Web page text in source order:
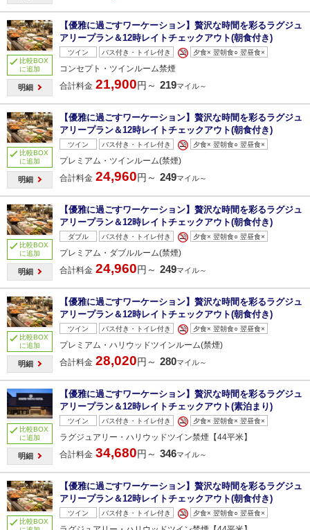
比較BOX
に追加
明細
【優雅に過ごすワーケーション】贅沢な時間を彩るラグジュ
アリープラン＆12時レイトチェックアウト(朝食付き)
ツイン バス付き・トイレ付き 夕食× 翌朝食○ 翌昼食×
コンセプト・ツインルーム禁煙
合計料金 21,900円～ 219マイル～
比較BOX
に追加
明細
【優雅に過ごすワーケーション】贅沢な時間を彩るラグジュ
アリープラン＆12時レイトチェックアウト(朝食付き)
ツイン バス付き・トイレ付き 夕食× 翌朝食○ 翌昼食×
プレミアム・ツインルーム(禁煙)
合計料金 24,960円～ 249マイル～
比較BOX
に追加
明細
【優雅に過ごすワーケーション】贅沢な時間を彩るラグジュ
アリープラン＆12時レイトチェックアウト(朝食付き)
ダブル バス付き・トイレ付き 夕食× 翌朝食○ 翌昼食×
プレミアム・ダブルルーム(禁煙)
合計料金 24,960円～ 249マイル～
比較BOX
に追加
明細
【優雅に過ごすワーケーション】贅沢な時間を彩るラグジュ
アリープラン＆12時レイトチェックアウト(朝食付き)
ツイン バス付き・トイレ付き 夕食× 翌朝食○ 翌昼食×
プレミアム・ハリウッドツインルーム(禁煙)
合計料金 28,020円～ 280マイル～
比較BOX
に追加
明細
【優雅に過ごすワーケーション】贅沢な時間を彩るラグジュ
アリープラン＆12時レイトチェックアウト(素泊まり)
ツイン バス付き・トイレ付き 夕食× 翌朝食× 翌昼食×
ラグジュアリー・ハリウッドツイン禁煙【44平米】
合計料金 34,680円～ 346マイル～
比較BOX
【優雅に過ごすワーケーション】贅沢な時間を彩るラグジュ
アリープラン＆12時レイトチェックアウト(朝食付き)
ツイン バス付き・トイレ付き 夕食× 翌朝食○ 翌昼食×